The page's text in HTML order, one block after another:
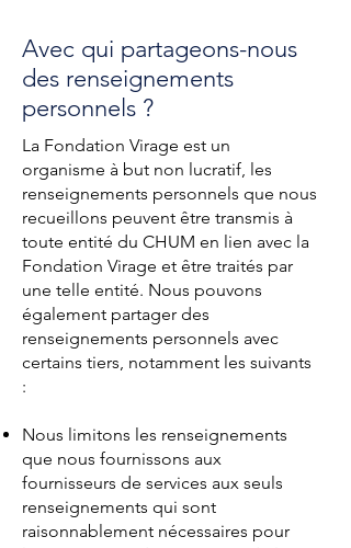
Avec qui partageons-nous
des renseignements
personnels ?
La Fondation Virage est un
organisme à but non lucratif, les
renseignements personnels que nous
recueillons peuvent être transmis à
toute entité du CHUM en lien avec la
Fondation Virage et être traités par
une telle entité. Nous pouvons
également partager des
renseignements personnels avec
certains tiers, notamment les suivants
:
Nous limitons les renseignements
que nous fournissons aux
fournisseurs de services aux seuls
renseignements qui sont
raisonnablement nécessaires pour